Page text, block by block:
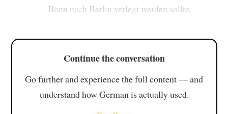
Bonn nach Berlin verlegt werden sollte.
Continue the conversation
Go further and experience the full content — and
understand how German is actually used.